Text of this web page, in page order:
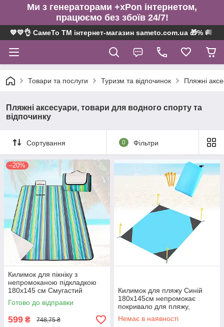
Ми з генераторами +xPon інтернетом,
працюємо без збоїв 24/7!
💙💛👌 СамеТо ТМ інтернет-магазин sameto.com.ua 🎁% 🚚 ⤵
Товари та послуги Туризм та відпочинок Пляжні
Пляжні аксесуари, товари для водного спорту та
відпочинку
Сортування 0 Фільтри
–20%
Килимок для пікніку з
непромоканою підкладкою
180x145 см Смугастий
покривало для пляжу
Готово до відправки
599 ₴ 748,75 ₴
Килимок для пляжу Синій
180х145см непромокає
покривало для пляжу,
підстилка на пляж з
кілочками
Немає в наявності